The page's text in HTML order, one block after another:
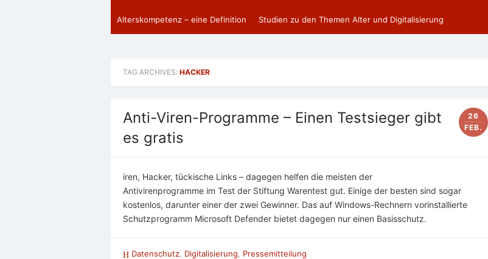
Alterskompetenz – eine Definition Studien zu den Themen Alter und Digitalisierung
TAG ARCHIVES: HACKER
Anti-Viren-Programme – Einen Testsieger gibt
es gratis
26
FEB.
iren, Hacker, tückische Links – dagegen helfen die meisten der
Antivirenprogramme im Test der Stiftung Warentest gut. Einige der besten sind sogar
kostenlos, darunter einer der zwei Gewinner. Das auf Windows-Rechnern vorinstallierte
Schutzprogramm Microsoft Defender bietet dagegen nur einen Basisschutz.
Datenschutz Digitalisierung
Pressemitteilung